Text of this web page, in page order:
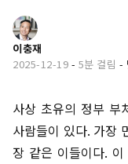
이충재
2025-12-19 - 5분 걸림 -
사상 초유의 정부 부
사람들이 있다. 가장
장 같은 이들이다.